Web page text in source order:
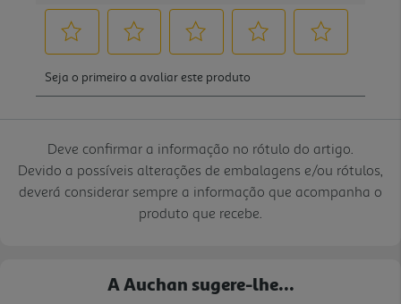
Deve confirmar a informação no rótulo do artigo.
Devido a possíveis alterações de embalagens e/ou rótulos,
deverá considerar sempre a informação que acompanha o
produto que recebe.
A Auchan sugere-lhe...